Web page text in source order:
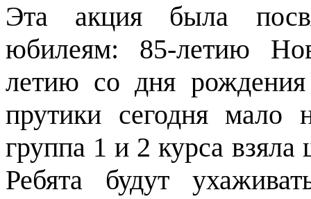
Эта акция была
юбилеям: 85-летию
летию со дня
прутики сегодня мало
группа 1 и 2 курса
Ребята будут